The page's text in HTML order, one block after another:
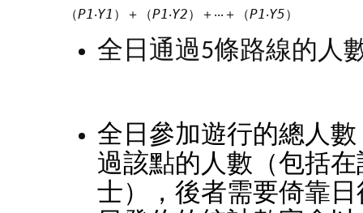
（P1‧Y1 ）＋（P1‧Y2）＋‧‧‧＋（P1‧Y5）
全日通過5條路線的人
全日參加遊行的總人數
過該點的人數（包括
士），後者需要倚靠